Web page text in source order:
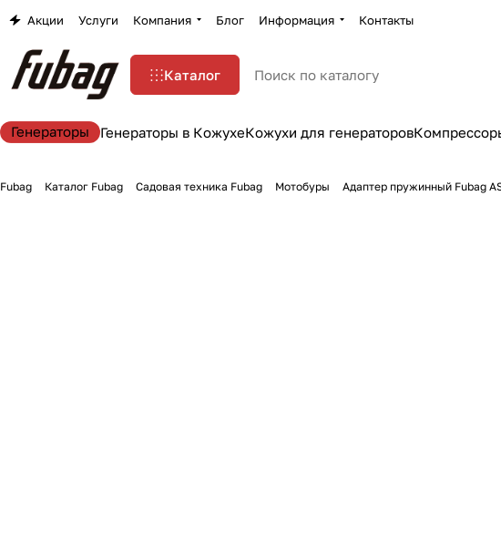
Акции Услуги Компания Блог Информация Контакты
Каталог
Генераторы Генераторы в КожухеКожухи для генераторов
Fubag Каталог Fubag Садовая техника Fubag Мотобуры Адаптер пружинный Fubag